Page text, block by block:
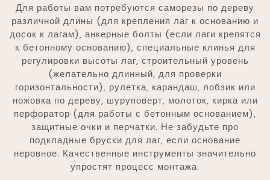
Для работы вам потребуются саморезы по дереву
различной длины (для крепления лаг к основанию и
досок к лагам)‚ анкерные болты (если лаги крепятся
к бетонному основанию)‚ специальные клинья для
регулировки высоты лаг‚ строительный уровень
(желательно длинный‚ для проверки
горизонтальности)‚ рулетка‚ карандаш‚ лобзик или
ножовка по дереву‚ шуруповерт‚ молоток‚ кирка или
перфоратор (для работы с бетонным основанием)‚
защитные очки и перчатки. Не забудьте про
подкладные бруски для лаг‚ если основание
неровное. Качественные инструменты значительно
упростят процесс монтажа.